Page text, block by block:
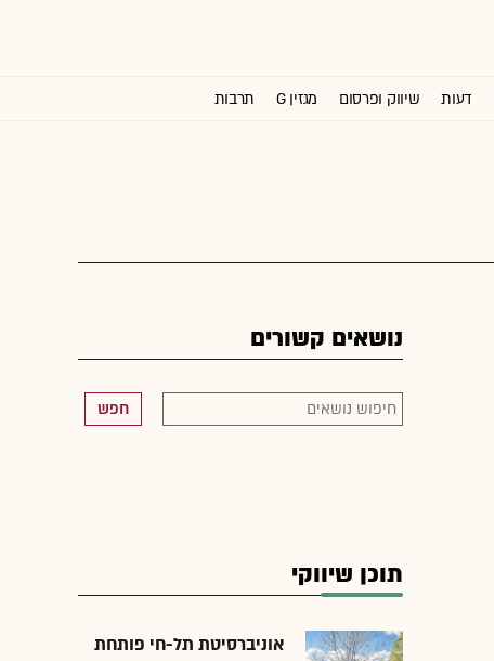
דעות שיווק ופרסום מגזין G תרבות
נושאים קשורים
חפש
תוכן שיווקי
אוניברסיטת תל-חי פותחת